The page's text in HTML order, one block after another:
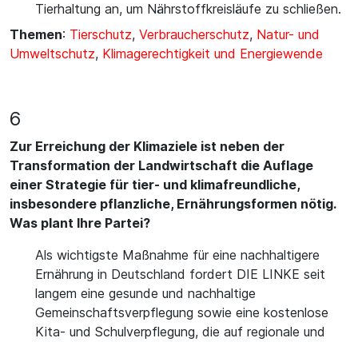
Tierhaltung an, um Nährstoffkreisläufe zu schließen.
Themen: Tierschutz, Verbraucherschutz, Natur- und
Umweltschutz, Klimagerechtigkeit und Energiewende
6
Zur Erreichung der Klimaziele ist neben der
Transformation der Landwirtschaft die Auflage
einer Strategie für tier- und klimafreundliche,
insbesondere pflanzliche, Ernährungsformen nötig.
Was plant Ihre Partei?
Als wichtigste Maßnahme für eine nachhaltigere
Ernährung in Deutschland fordert DIE LINKE seit
langem eine gesunde und nachhaltige
Gemeinschaftsverpflegung sowie eine kostenlose
Kita- und Schulverpflegung, die auf regionale und